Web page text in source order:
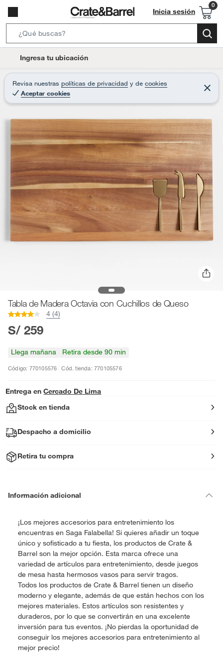
Inicia sesión
e
r
c
a
r
t
Ingresa tu ubicación
Revisa nuestras políticas de privacidad y de cookies
Aceptar cookies
C
e
r
r
Tabla de Madera Octavia con Cuchillos de Queso
4 (4)
S/ 259
Llega mañana Retira desde 90 min
Código: 770105576 Cód. tienda: 770105576
Entrega en Cercado De Lima
Stock en tienda
Despacho a domicilio
Retira tu compra
Información adicional
¡Los mejores accesorios para entretenimiento los
encuentras en Saga Falabella! Si quieres añadir un toque
único y sofisticado a tu fiesta, los productos de Crate &
Barrel son la mejor opción. Esta marca ofrece una
variedad de artículos para entretenimiento, desde juegos
de mesa hasta hermosos vasos para servir tragos.
Todos los productos de Crate & Barrel tienen un diseño
moderno y elegante, además de que están hechos con los
mejores materiales. Estos artículos son resistentes y
duraderos, por lo que se convertirán en una excelente
inversión para tus eventos. ¡No pierdas la oportunidad de
conseguir los mejores accesorios para entretenimiento al
mejor precio!